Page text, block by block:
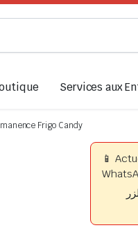
Services aux
Frigo Candy
📱